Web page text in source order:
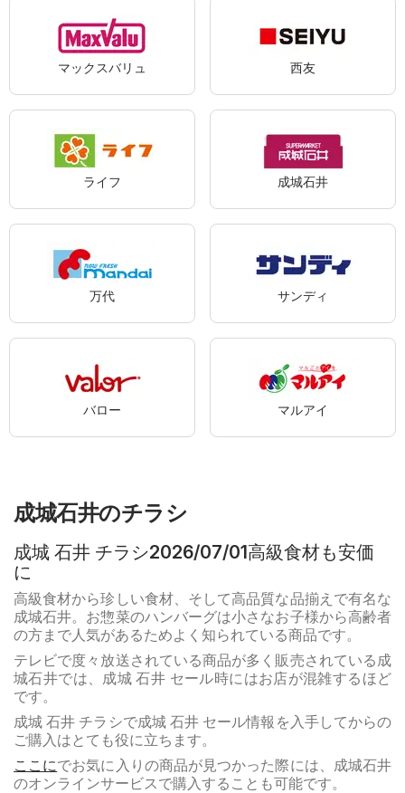
マックスバリュ 西友
ライフ 成城石井
万代 サンディ
バロー マルアイ
成城石井のチラシ
成城 石井 チラシ2026/07/01高級食材も安価
に
高級食材から珍しい食材、そして高品質な品揃えで有名な
成城石井。お惣菜のハンバーグは小さなお子様から高齢者
の方まで人気があるためよく知られている商品です。
テレビで度々放送されている商品が多く販売されている成
城石井では、成城 石井 セール時にはお店が混雑するほど
です。
成城 石井 チラシで成城 石井 セール情報を入手してからの
ご購入はとても役に立ちます。
ここにでお気に入りの商品が見つかった際には、成城石井
のオンラインサービスで購入することも可能です。